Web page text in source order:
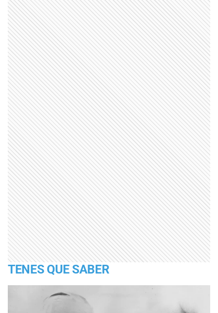
TENES QUE SABER